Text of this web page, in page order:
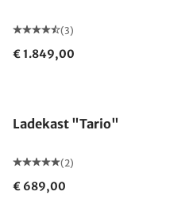
(3)
€ 1.849,00
Ladekast "Tario"
(2)
€ 689,00